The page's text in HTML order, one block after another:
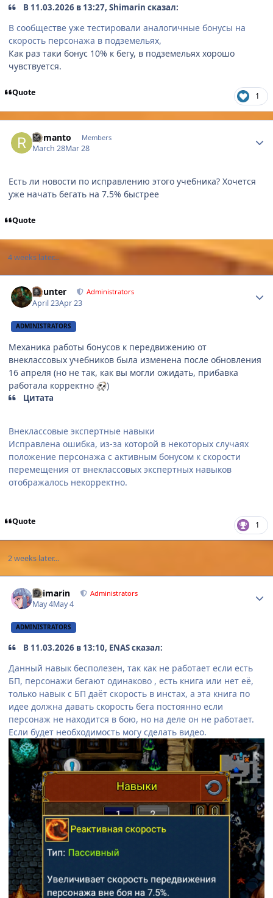
В 11.03.2026 в 13:27, Shimarin сказал:
В сообществе уже тестировали аналогичные бонусы на
скорость персонажа в подземельях,
Как раз таки бонус 10% к бегу, в подземельях хорошо
чувствуется.
Quote 1
Romanto Members
March 28Mar 28
Есть ли новости по исправлению этого учебника? Хочется
уже начать бегать на 7.5% быстрее
Quote
4 weeks later...
Gaunter Administrators
April 23Apr 23
ADMINISTRATORS
Механика работы бонусов к передвижению от
внеклассовых учебников была изменена после обновления
16 апреля (но не так, как вы могли ожидать, прибавка
работала корректно
)
Цитата
Внеклассовые экспертные навыки
Исправлена ошибка, из-за которой в некоторых случаях
положение персонажа с активным бонусом к скорости
перемещения от внеклассовых экспертных навыков
отображалось некорректно.
Quote 1
2 weeks later...
Shimarin Administrators
May 4May 4
ADMINISTRATORS
В 11.03.2026 в 13:10, ENAS сказал:
Данный навык бесполезен, так как не работает если есть
БП, персонажи бегают одинаково , есть книга или нет её,
только навык с БП даёт скорость в инстах, а эта книга по
идее должна давать скорость бега постоянно если
персонаж не находится в бою, но на деле он не работает.
Если будет необходимость могу сделать видео.